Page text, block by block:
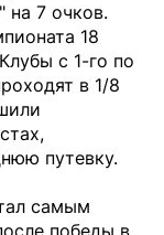
на 7 очков.
18
с 1-го по
в 1/8
путевку.
самым
победы в